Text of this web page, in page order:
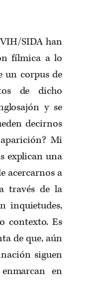
SIDA han
fílmica a lo
un corpus de
de dicho
y se
decirnos
Mi
explican una
acercarnos a
través de la
inquietudes,
contexto. Es
de que, aún
siguen
en